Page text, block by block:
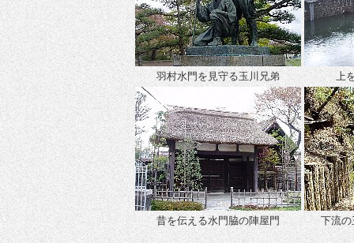
羽村水門を見守る玉川兄弟 上
昔を伝える水門脇の陣屋門 下流の